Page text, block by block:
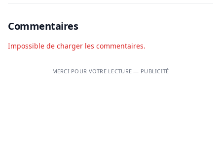
Commentaires
Impossible de charger les commentaires.
MERCI POUR VOTRE LECTURE — PUBLICITÉ